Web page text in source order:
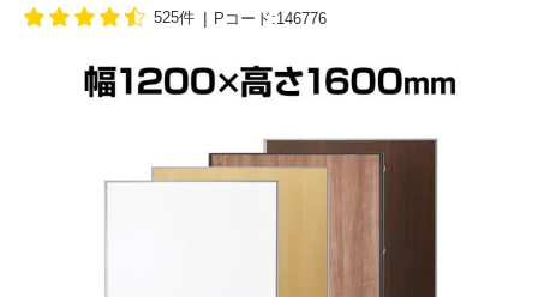
525件 Pコード:146776